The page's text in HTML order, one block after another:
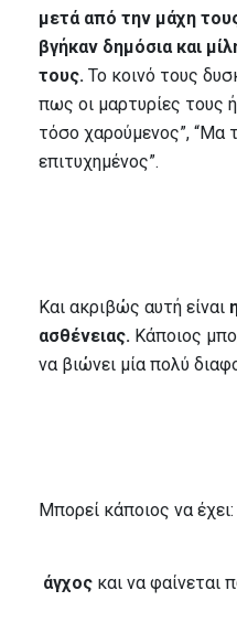
μετά από την μάχη
βγήκαν δημόσια και
τους. Το κοινό τους
πως οι μαρτυρίες τους
τόσο χαρούμενος”, “Μα
επιτυχημένος”.
Και ακριβώς αυτή είναι
ασθένειας. Κάποιος
να βιώνει μία πολύ
Μπορεί κάποιος να έχει:
άγχος και να φαίνεται